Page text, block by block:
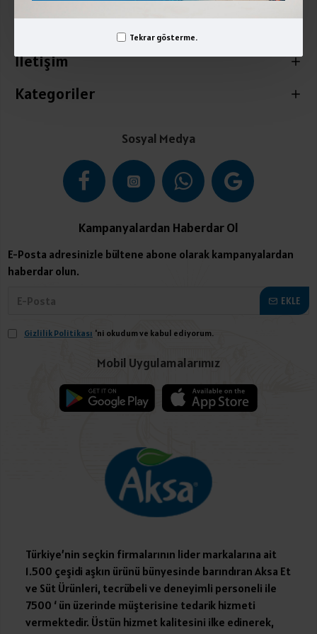
Tekrar gösterme.
Üyelik İşlemleri
İletişim
Kategoriler
Sosyal Medya
Kampanyalardan Haberdar Ol
E-Posta adresinizle bültene abone olarak kampanyalardan
haberdar olun.
EKLE
Gizlilik Politikası 'ni okudum ve kabul ediyorum.
Mobil Uygulamalarımız
Türkiye’nin seçkin firmalarının lider markalarına ait
1.500 çeşidi aşkın ürünü bünyesinde barındıran Aksa Et
ve Süt Ürünleri, tecrübeli ve deneyimli personeli ile
7500 ‘ ün üzerinde müşterisine tedarik hizmeti
vermektedir. Üstün hizmet kalitesini ilke edinerek,